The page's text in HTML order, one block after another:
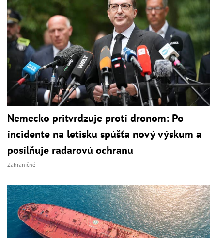
Nemecko pritvrdzuje proti dronom: Po
incidente na letisku spúšťa nový výskum a
posilňuje radarovú ochranu
Zahraničné